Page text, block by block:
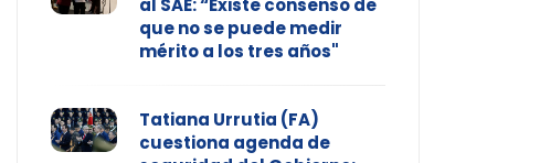
al SAE: “Existe consenso de
que no se puede medir
mérito a los tres años"
Tatiana Urrutia (FA)
cuestiona agenda de